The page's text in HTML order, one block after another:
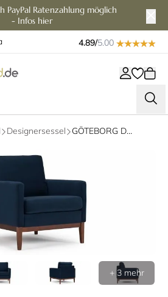
PayPal Ratenzahlung möglich
- Infos hier
4.89/5.00
Designersessel GÖTEBORG Designer Sessel mit Polsterarmlehnen und Holzfüßen
+ 3 mehr